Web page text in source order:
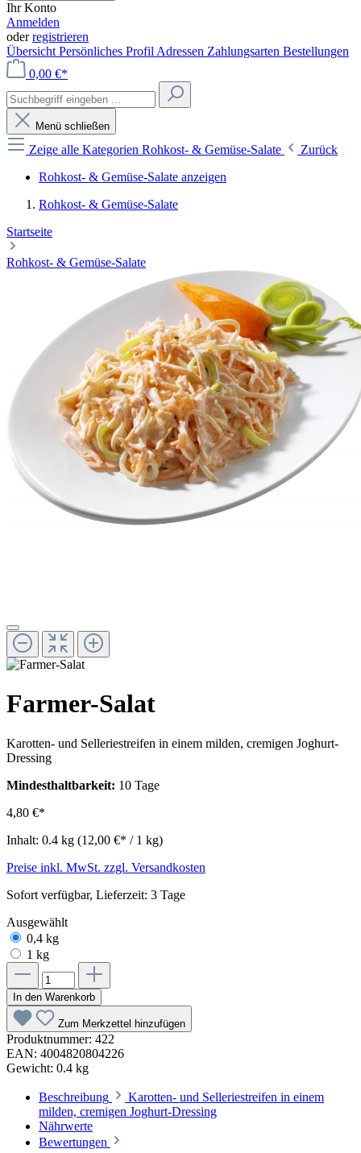
Ihr Konto
Anmelden
oderregistrieren
Übersicht Persönliches Profil Adressen Zahlungsarten Bestellungen
0,00 €*
Menü schließen
Zeige alle Kategorien Rohkost- & Gemüse-Salate
Zurück
Rohkost- & Gemüse-Salate anzeigen
Rohkost- & Gemüse-Salate
Startseite
Rohkost- & Gemüse-Salate
Farmer-Salat
Karotten- und Selleriestreifen in einem milden, cremigen Joghurt-
Dressing
Mindesthaltbarkeit: 10 Tage
4,80 €*
Inhalt: 0.4 kg (12,00 €* / 1 kg)
Preise inkl. MwSt. zzgl. Versandkosten
Sofort verfügbar, Lieferzeit: 3 Tage
Ausgewählt
0,4 kg
1 kg
In den Warenkorb
Zum Merkzettel hinzufügen
Produktnummer: 422
EAN: 4004820804226
Gewicht: 0.4 kg
Beschreibung
Karotten- und Selleriestreifen in einem
milden, cremigen Joghurt-Dressing
Nährwerte
Bewertungen